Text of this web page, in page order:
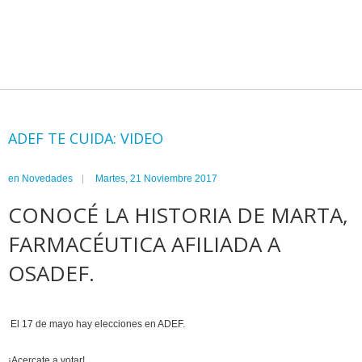
ADEF TE CUIDA: VIDEO
en Novedades Martes, 21 Noviembre 2017
CONOCÉ LA HISTORIA DE MARTA,
FARMACÉUTICA AFILIADA A
OSADEF.
El 17 de mayo hay elecciones en ADEF.